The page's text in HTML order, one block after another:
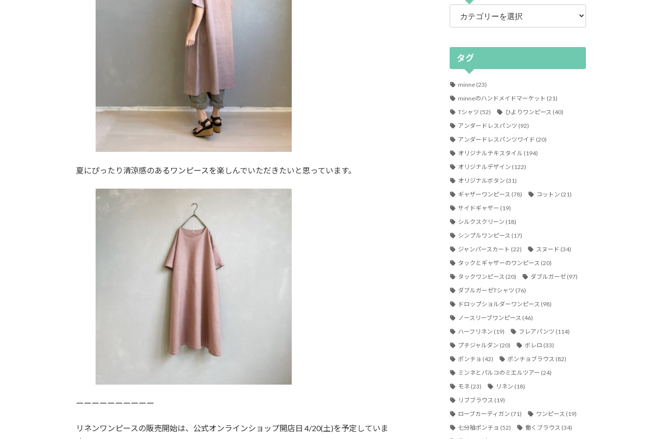
夏にぴったり清涼感のあるワンピースを楽しんでいただきたいと思っています。
ーーーーーーーーーー
リネンワンピースの販売開始は、公式オンラインショップ開店日 4/20(土)を予定していま
カ
ゴ
タグ
minne(23)
minneのハンドメイドマーケット (21)
Tシャツ (52) ひよりワンピース (40)
アンダードレスパンツ (92)
アンダードレスパンツワイド (20)
オリジナルテキスタイル (194)
オリジナルデザイン (122)
オリジナルボタン (31)
ギャザーワンピース (78) コットン (21)
サイドギャザー (19)
シルクスクリーン (18)
シンプルワンピース (17)
ジャンパースカート (22) スヌード (34)
タックとギャザーのワンピース (20)
タックワンピース (20) ダブルガーゼ (97)
ダブルガーゼTシャツ (76)
ドロップショルダーワンピース (98)
ノースリーブワンピース (46)
ハーフリネン (19) フレアパンツ (114)
プチジャルダン (20) ボレロ (33)
ポンチョ (42) ポンチョブラウス (82)
ミンネとパルコのミエルツアー (24)
モネ(23) リネン (18)
リブブラウス (19)
ローブカーディガン (71) ワンピース (19)
七分袖ポンチョ (52) 働くブラウス (34)